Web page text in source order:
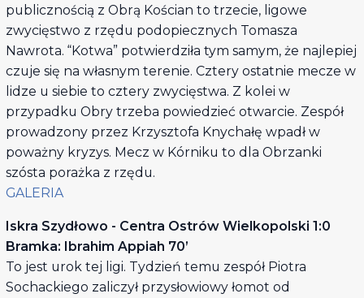
publicznością z Obrą Kościan to trzecie, ligowe
zwycięstwo z rzędu podopiecznych Tomasza
Nawrota. “Kotwa” potwierdziła tym samym, że najlepiej
czuje się na własnym terenie. Cztery ostatnie mecze w
lidze u siebie to cztery zwycięstwa. Z kolei w
przypadku Obry trzeba powiedzieć otwarcie. Zespół
prowadzony przez Krzysztofa Knychałę wpadł w
poważny kryzys. Mecz w Kórniku to dla Obrzanki
szósta porażka z rzędu.
GALERIA
Iskra Szydłowo - Centra Ostrów Wielkopolski 1:0
Bramka: Ibrahim Appiah 70’
To jest urok tej ligi. Tydzień temu zespół Piotra
Sochackiego zaliczył przysłowiowy łomot od